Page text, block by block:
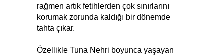
rağmen artık fetihlerden çok sınırlarını
korumak zorunda kaldığı bir dönemde
tahta çıkar.
Özellikle Tuna Nehri boyunca yaşayan